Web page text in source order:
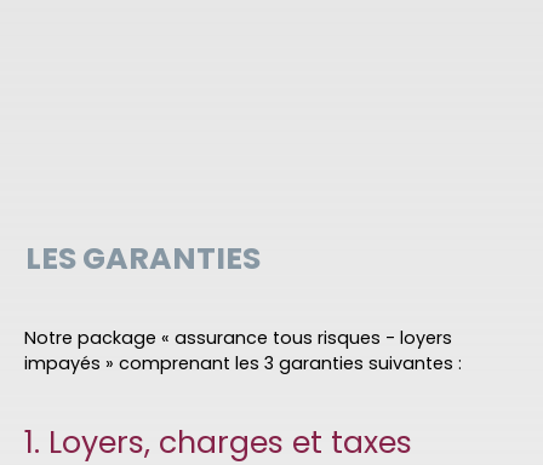
LES GARANTIES
Notre package « assurance tous risques - loyers
impayés » comprenant les 3 garanties suivantes :
1. Loyers, charges et taxes